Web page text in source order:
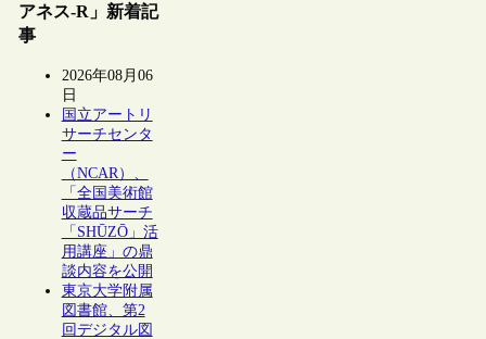
アネス-R」新着記
事
2026年08月06
日
国立アートリ
サーチセンタ
ー
（NCAR）、
「全国美術館
収蔵品サーチ
「SHŪZŌ」活
用講座」の鼎
談内容を公開
東京大学附属
図書館、第2
回デジタル図